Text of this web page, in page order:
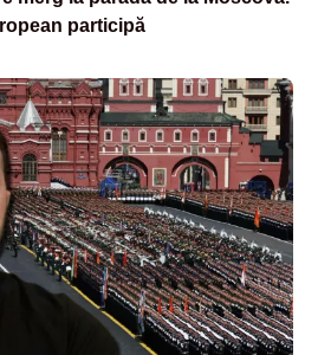
participă